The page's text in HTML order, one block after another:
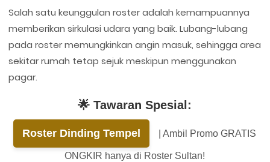
Salah satu keunggulan roster adalah kemampuannya
memberikan sirkulasi udara yang baik. Lubang-lubang
pada roster memungkinkan angin masuk, sehingga area
sekitar rumah tetap sejuk meskipun menggunakan
pagar.
🌟 Tawaran Spesial:
Roster Dinding Tempel | Ambil Promo GRATIS
ONGKIR hanya di Roster Sultan!